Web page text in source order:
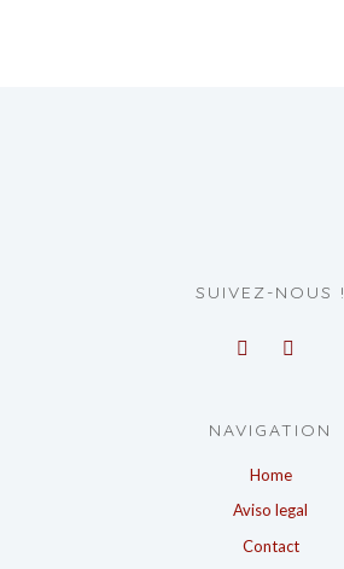
SUIVEZ-NOUS !
NAVIGATION
Home
Aviso legal
Contact